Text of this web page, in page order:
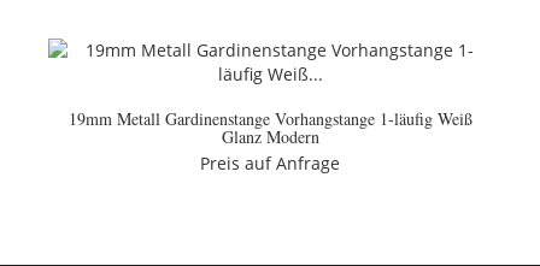
19mm Metall Gardinenstange Vorhangstange 1-läufig Weiß
Glanz Modern
Preis auf Anfrage